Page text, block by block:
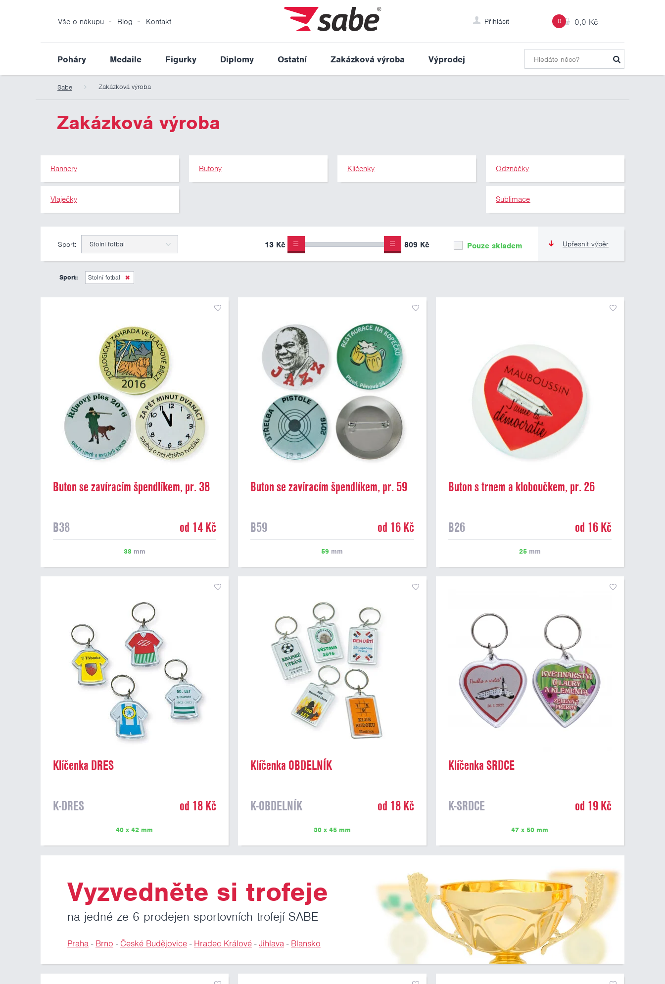
0 0,0 Kč
Přihlásit
Vše o nákupu Blog Kontakt
Poháry Medaile Figurky Diplomy Ostatní Zakázková výroba Výprodej
Sabe Zakázková výroba
Zakázková výroba
Bannery Butony Klíčenky Odznáčky
Vlaječky Sublimace
Upřesnit výběr
Sport: Stolní fotbal Pouze skladem
13 Kč 809 Kč
Sport: Stolní fotbal
Buton se zavíracím špendlíkem, pr. 38
B38
od 14 Kč
38 mm
Buton se zavíracím špendlíkem, pr. 59
B59
od 16 Kč
59 mm
Buton s trnem a kloboučkem, pr. 26
B26
od 16 Kč
25mm
Klíčenka DRES
K-DRES od 18 Kč
40 x 42 mm
Klíčenka OBDELNÍK
K-OBDELNÍK od 18 Kč
30 x 45 mm
Klíčenka SRDCE
K-SRDCE od 19 Kč
47 x 50 mm
Vyzvedněte si trofeje
na jedné ze 6 prodejen sportovních trofejí SABE
Praha- Brno - České Budějovice- Hradec Králové-Jihlava- Blansko